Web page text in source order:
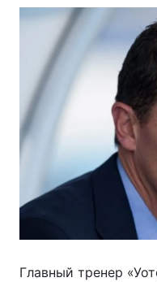
Главный тренер